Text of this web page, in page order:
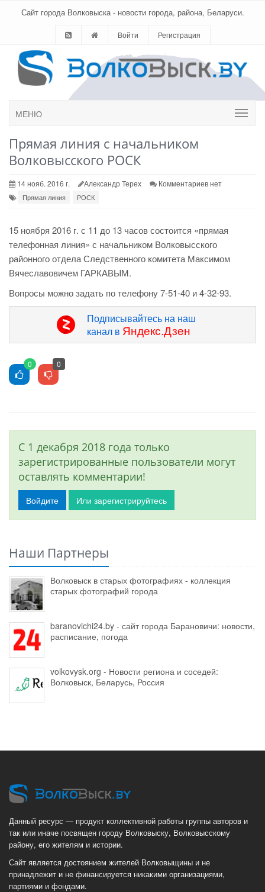
Сайт города Волковыска - новости города, района, Беларуси.
Войти Регистрация
МЕНЮ
Прямая линия с начальником
Волковысского РОСК
14 нояб. 2016 г. Александр Терех Комментариев нет
Прямая линия РОСК
15 ноября 2016 г. с 11 до 13 часов состоится «прямая
телефонная линия» с начальником Волковысского
районного отдела Следственного комитета Максимом
Вячеславовичем ГАРКАВЫМ.
Вопросы можно задать по телефону 7-51-40 и 4-32-93.
Подписывайтесь на наш
канал в Яндекс.Дзен
0 0
С 1 декабря 2018 года только
зарегистрированные пользователи могут
оставлять комментарии!
Войдите Или зарегистрируйтесь
Наши Партнеры
Волковыск в старых фотографиях - коллекция
старых фотографий города
baranovichi24.by - сайт города Барановичи: новости,
расписание, погода
volkovysk.org - Новости региона и соседей:
Волковыск, Беларусь, Россия
Данный ресурс — продукт коллективной работы группы авторов и
так или иначе посвящен городу Волковыску, Волковысскому
району, его жителям и истории.
Сайт является достоянием жителей Волковыщины и не
принадлежит и не финансируется никакими организациями,
партиями и фондами.